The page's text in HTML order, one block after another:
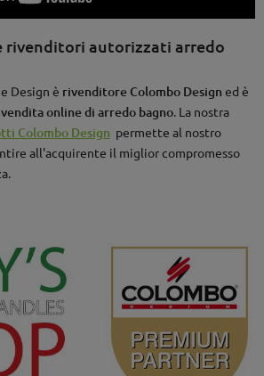
rivenditori autorizzati arredo
Design è rivenditore Colombo Design ed è
vendita online di arredo bagno. La nostra
Colombo Design permette al nostro
all'acquirente il miglior compromesso